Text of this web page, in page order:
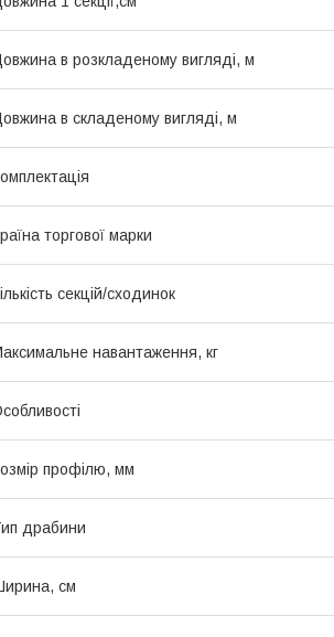
в розкладеному вигляді, м
в складеному вигляді, м
торгової марки
секцій/сходинок
навантаження, кг
профілю, мм
драбини
см